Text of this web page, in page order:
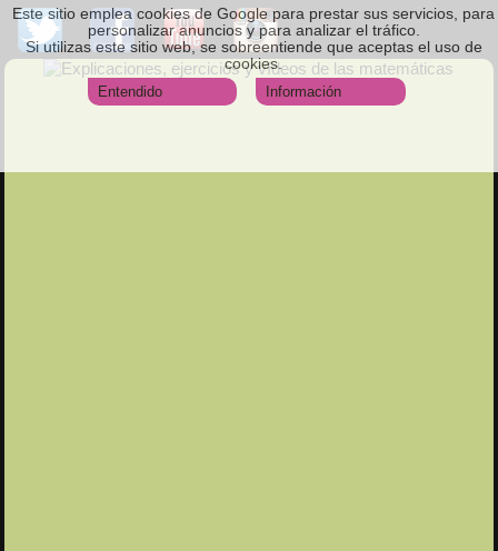
Este sitio emplea cookies de Google para prestar sus servicios, para
personalizar anuncios y para analizar el tráfico.
Si utilizas este sitio web, se sobreentiende que aceptas el uso de
cookies.
Entendido
Información